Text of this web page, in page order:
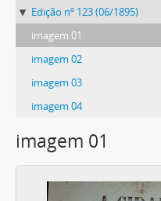
Edição nº 123 (06/1895)
imagem 01
imagem 02
imagem 03
imagem 04
imagem 01